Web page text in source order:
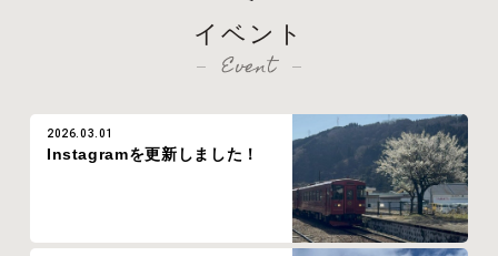
イベント
Event
2026.03.01
Instagramを更新しました！